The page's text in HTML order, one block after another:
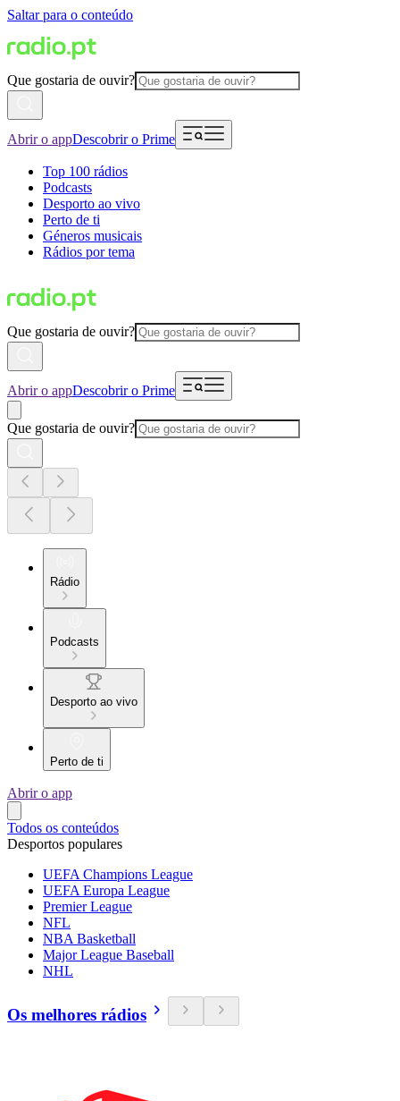
Saltar para o conteúdo
Que gostaria de ouvir?
Abrir o appDescobrir o Prime
Top 100 rádios
Podcasts
Desporto ao vivo
Perto de ti
Géneros musicais
Rádios por tema
Que gostaria de ouvir?
Abrir o appDescobrir o Prime
Que gostaria de ouvir?
Rádio
Podcasts
Desporto ao vivo
Perto de ti
Abrir o app
Todos os conteúdos
Desportos populares
UEFA Champions League
UEFA Europa League
Premier League
NFL
NBA Basketball
Major League Baseball
NHL
Os melhores rádios